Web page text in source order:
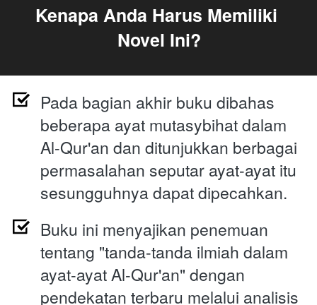
Kenapa Anda Harus Memiliki
Novel Ini?
Pada bagian akhir buku dibahas
beberapa ayat mutasybihat dalam
Al-Qur'an dan ditunjukkan berbagai
permasalahan seputar ayat-ayat itu
sesungguhnya dapat dipecahkan.
Buku ini menyajikan penemuan
tentang "tanda-tanda ilmiah dalam
ayat-ayat Al-Qur'an" dengan
pendekatan terbaru melalui analisis